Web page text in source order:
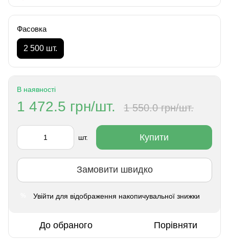
Фасовка
2 500 шт.
В наявності
1 472.5 грн/шт. 1 550.0 грн/шт.
шт. Купити
Замовити швидко
Увійти для відображення накопичувальної знижки
До обраного Порівняти